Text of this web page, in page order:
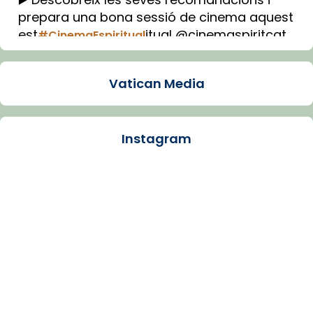
prepara una bona sessió de cinema aquest
est#CinemaEspiritualitual @cinemaspiritcat
Imatge: Generada amb IA (OpenAI)
Arquebisbat de Barcelona
Vatican Media
Instagram